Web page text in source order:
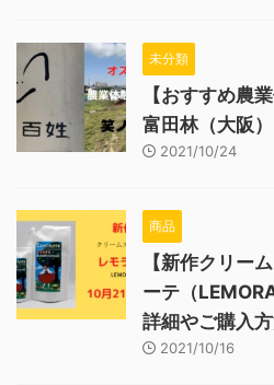
未分類
【おすすめ農
富田林（大阪）
2021/10/24
商品
【新作クリー
ーテ（
詳細やご購入
2021/10/16